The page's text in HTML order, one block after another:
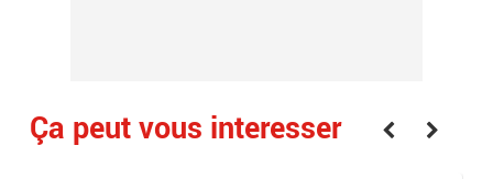
Ça peut vous interesser